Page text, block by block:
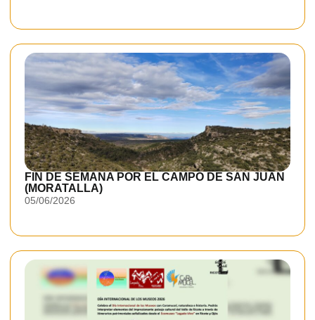
FIN DE SEMANA POR EL CAMPO DE SAN JUAN
(MORATALLA)
05/06/2026